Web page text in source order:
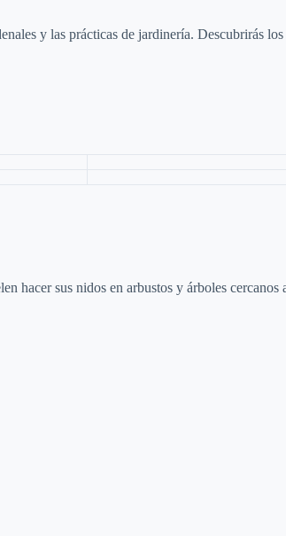
y las prácticas de jardinería. Descubrirás
hacer sus nidos en arbustos y árboles cercanos